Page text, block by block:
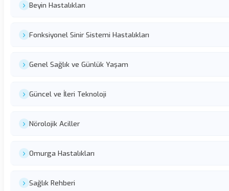
Beyin Hastalıkları
Fonksiyonel Sinir Sistemi Hastalıkları
Genel Sağlık ve Günlük Yaşam
Güncel ve İleri Teknoloji
Nörolojik Aciller
Omurga Hastalıkları
Sağlık Rehberi